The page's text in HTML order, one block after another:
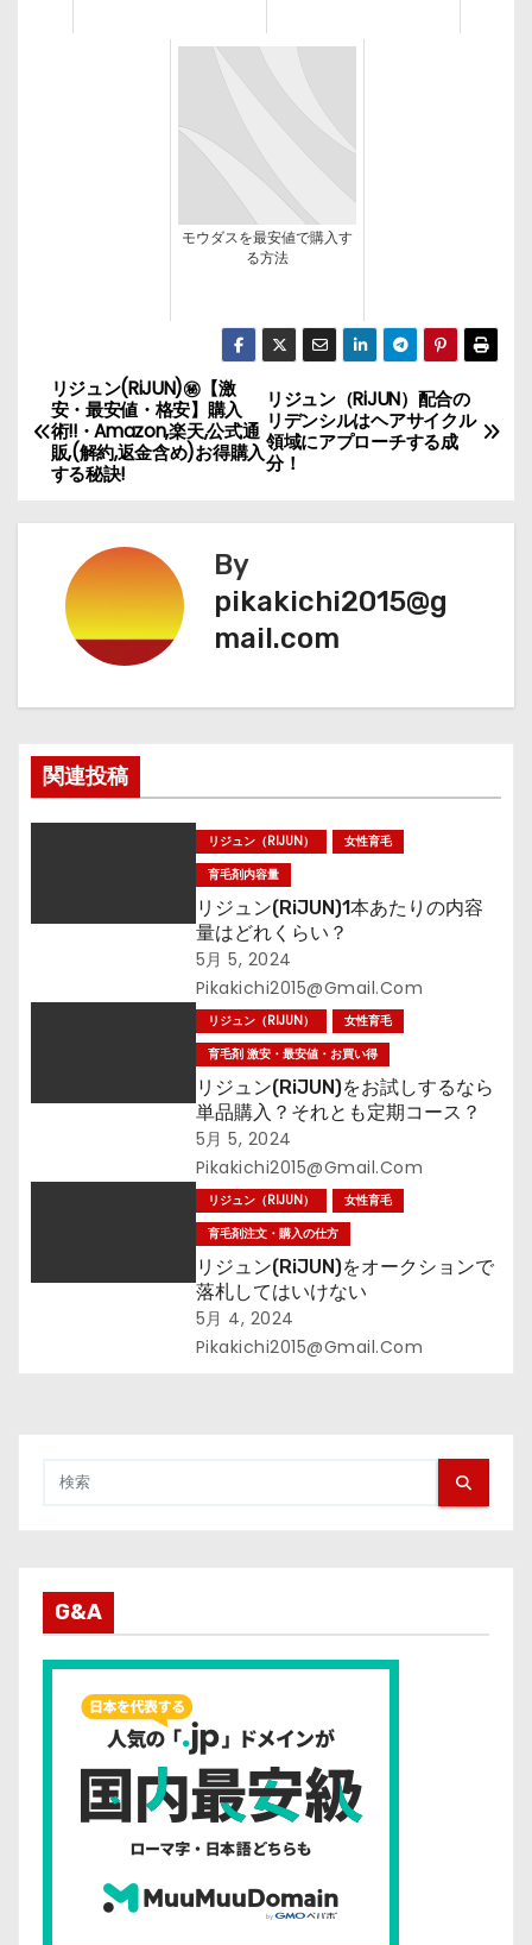
モウダスを最安値で購入す
る方法
投
稿
ゲ
シ
ョ
ン
リジュン（RiJUN）配合の
リデンシルはヘアサイクル
領域にアプローチする成
分！
リジュン(RiJUN)㊙【激
安・最安値・格安】購入
術!!・Amazon,楽天,公式通
販,(解約,返金含め)お得購入
する秘訣!
By
pikakichi2015@g
mail.com
関連投稿
リジュン（RIJUN）
女性育毛
育毛剤内容量
リジュン(RiJUN)1本あたりの内容
量はどれくらい？
5月 5, 2024
Pikakichi2015@gmail.com
リジュン（RIJUN）
女性育毛
育毛剤 激安・最安値・お買い得
リジュン(RiJUN)をお試しするなら
単品購入？それとも定期コース？
5月 5, 2024
Pikakichi2015@gmail.com
リジュン（RIJUN）
女性育毛
育毛剤注文・購入の仕方
リジュン(RiJUN)をオークションで
落札してはいけない
5月 4, 2024
Pikakichi2015@gmail.com
G&A